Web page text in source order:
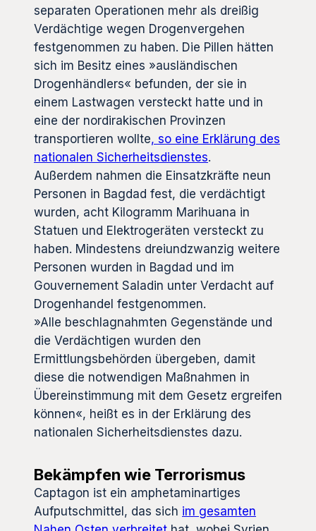
separaten Operationen mehr als dreißig
Verdächtige wegen Drogenvergehen
festgenommen zu haben. Die Pillen hätten
sich im Besitz eines »ausländischen
Drogenhändlers« befunden, der sie in
einem Lastwagen versteckt hatte und in
eine der nordirakischen Provinzen
transportieren wollte, so eine Erklärung des
nationalen Sicherheitsdienstes.
Außerdem nahmen die Einsatzkräfte neun
Personen in Bagdad fest, die verdächtigt
wurden, acht Kilogramm Marihuana in
Statuen und Elektrogeräten versteckt zu
haben. Mindestens dreiundzwanzig weitere
Personen wurden in Bagdad und im
Gouvernement Saladin unter Verdacht auf
Drogenhandel festgenommen.
»Alle beschlagnahmten Gegenstände und
die Verdächtigen wurden den
Ermittlungsbehörden übergeben, damit
diese die notwendigen Maßnahmen in
Übereinstimmung mit dem Gesetz ergreifen
können«, heißt es in der Erklärung des
nationalen Sicherheitsdienstes dazu.
Bekämpfen wie Terrorismus
Captagon ist ein amphetaminartiges
Aufputschmittel, das sich im gesamten